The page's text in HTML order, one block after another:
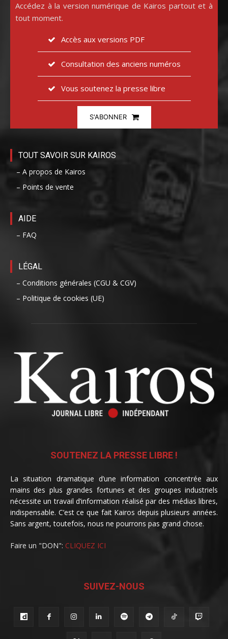
Accédez à la version numérique de Kairos partout et à
tout moment.
Accès aux versions PDF
Consultation des anciens numéros
Vous soutenez la presse libre
S'ABONNER
TOUT SAVOIR SUR KAIROS
– A propos de Kairos
– Points de vente
AIDE
– FAQ
LÉGAL
– Conditions générales (CGU & CGV)
– Politique de cookies (UE)
SOUTENEZ LA PRESSE LIBRE !
La situation dramatique d’une information concentrée aux
mains des plus grandes fortunes et des groupes industriels
nécessite un travail d’information réalisé par des médias libres,
indispensable. C’est ce que fait Kairos depuis plusieurs années.
Sans argent, toutefois, nous ne pourrons pas grand chose.
Faire un "DON": CLIQUEZ ICI
SUIVEZ-NOUS